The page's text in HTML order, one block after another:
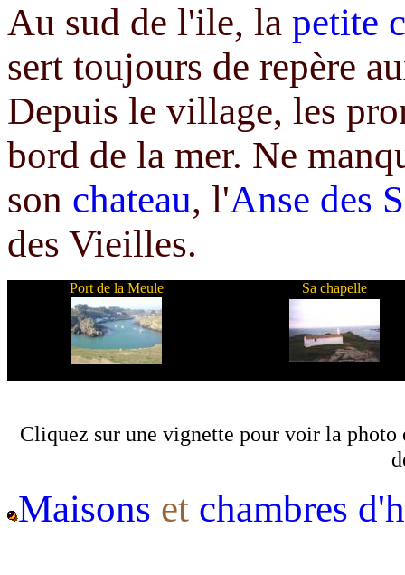
Au sud de l'ile, la petite
sert toujours de repère
Depuis le village, les
bord de la mer. Ne
son chateau, l'Anse des
des Vieilles.
Port de la Meule Sa chapelle
Cliquez sur une vignette pour voir la
Maisons et chambres